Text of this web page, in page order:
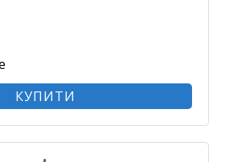
КУПИТИ